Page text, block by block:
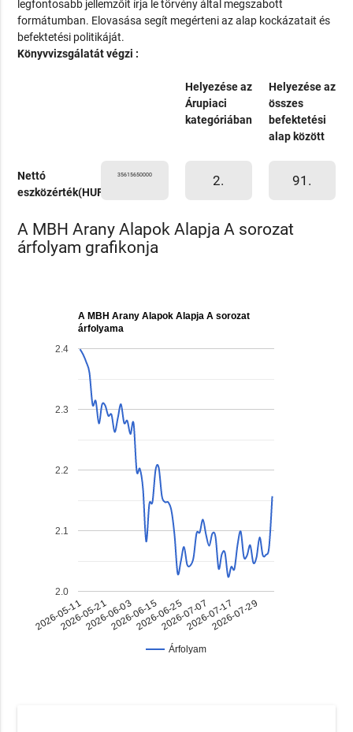
legfontosabb jellemzőit írja le törvény által megszabott
formátumban. Elovasása segít megérteni az alap kockázatait és
befektetési politikáját.
Könyvvizsgálatát végzi :
Helyezése az
Árupiaci
kategóriában
Helyezése az
összes
befektetési
alap között
Nettó
eszközérték(HUF)
35615650000 2. 91.
A MBH Arany Alapok Alapja A sorozat
árfolyam grafikonja
A MBH Arany Alapok Alapja A sorozat
árfolyama
Árfolyam
2026-05-112026-05-212026-06-032026-06-152026-06-252026-07-072026-07-172026-07-29
2.0
2.1
2.2
2.3
2.4